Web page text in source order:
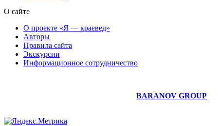
О сайте
О проекте «Я — краевед»
Авторы
Правила сайта
Экскурсии
Информационное сотрудничество
BARANOV GROUP